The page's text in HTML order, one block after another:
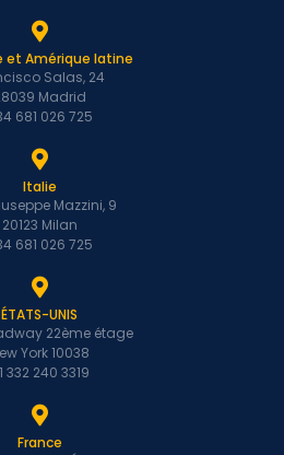
et Amérique latine
Salas, 24
Madrid
681 026 725
Italie
Mazzini, 9
20123 Milan
681 026 725
ÉTATS-UNIS
22ème étage
York 10038
332 240 3319
France